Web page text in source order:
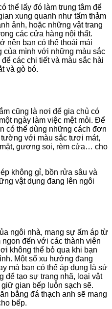
thể lấy đó làm trung tâm để
xung quanh như tấm thảm
ảnh, hoặc những vật trang
các cửa hàng nội thất.
nên bạn có thể thoải mái
của mình với những màu sắc
các chi tiết và màu sắc hài
và gò bó.
cũng là nơi để gia chủ có
ngày làm việc mệt mỏi. Để
có thể dùng những cách đơn
với màu sắc tươi mát,
gương soi, rèm cửa… cho
không gỉ, bồn rửa sâu và
vật dụng đang lên ngôi
ngôi nhà, mang sự ấm áp từ
đến với các thành viên
không thể bỏ qua khi bạn
Một số xu hướng đang
mà bạn có thể áp dụng là sử
để tạo sự trang nhã, loại vật
gian bếp luôn sạch sẽ.
bằng đá thạch anh sẽ mang
bếp.